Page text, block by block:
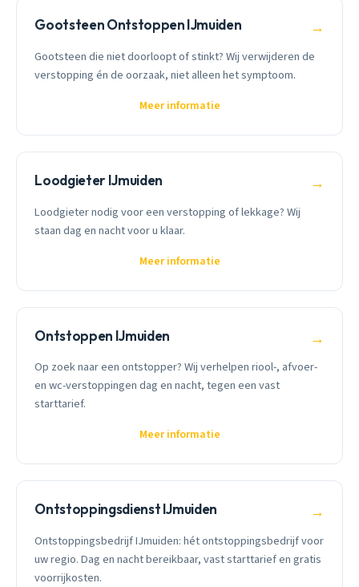
Gootsteen Ontstoppen IJmuiden →
Gootsteen die niet doorloopt of stinkt? Wij verwijderen de
verstopping én de oorzaak, niet alleen het symptoom.
Meer informatie
Loodgieter IJmuiden →
Loodgieter nodig voor een verstopping of lekkage? Wij
staan dag en nacht voor u klaar.
Meer informatie
Ontstoppen IJmuiden →
Op zoek naar een ontstopper? Wij verhelpen riool-, afvoer-
en wc-verstoppingen dag en nacht, tegen een vast
starttarief.
Meer informatie
Ontstoppingsdienst IJmuiden →
Ontstoppingsbedrijf IJmuiden: hét ontstoppingsbedrijf voor
uw regio. Dag en nacht bereikbaar, vast starttarief en gratis
voorrijkosten.